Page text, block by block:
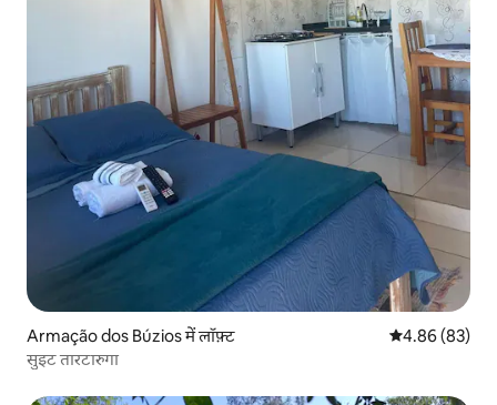
Armação dos Búzios में लॉफ़्ट औसत रेटिंग 5 में
4.86 (83)
सुइट तारटारुगा